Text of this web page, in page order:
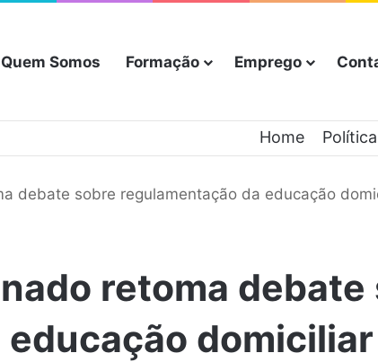
Quem Somos Formação Emprego
Home
debate sobre regulamentação da educação
retoma debate